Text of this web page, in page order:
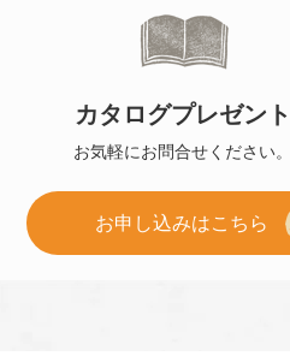
カタログプレゼント
お気軽にお問合せください。
お申し込みはこちら